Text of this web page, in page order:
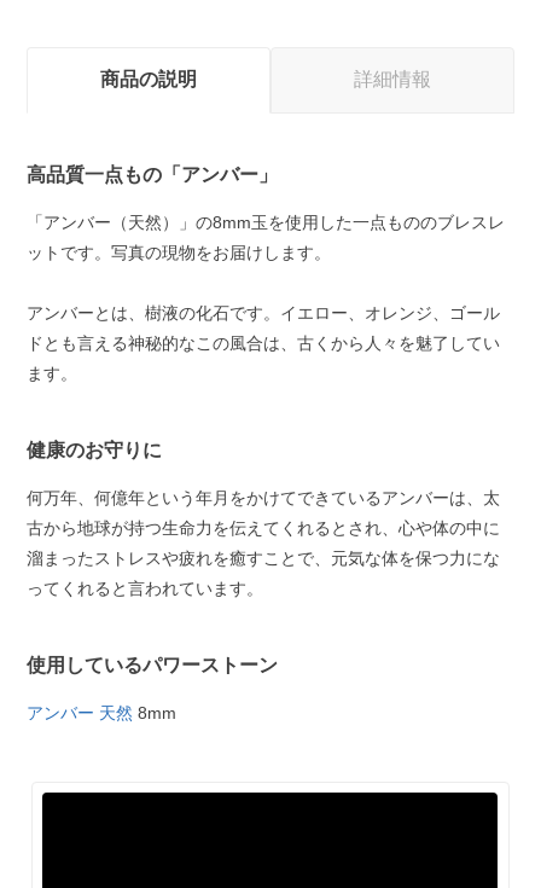
商品の説明 詳細情報
高品質一点もの「アンバー」
「アンバー（天然）」の8mm玉を使用した一点もののブレスレ
ットです。写真の現物をお届けします。
アンバーとは、樹液の化石です。イエロー、オレンジ、ゴール
ドとも言える神秘的なこの風合は、古くから人々を魅了してい
ます。
健康のお守りに
何万年、何億年という年月をかけてできているアンバーは、太
古から地球が持つ生命力を伝えてくれるとされ、心や体の中に
溜まったストレスや疲れを癒すことで、元気な体を保つ力にな
ってくれると言われています。
使用しているパワーストーン
アンバー 天然 8mm